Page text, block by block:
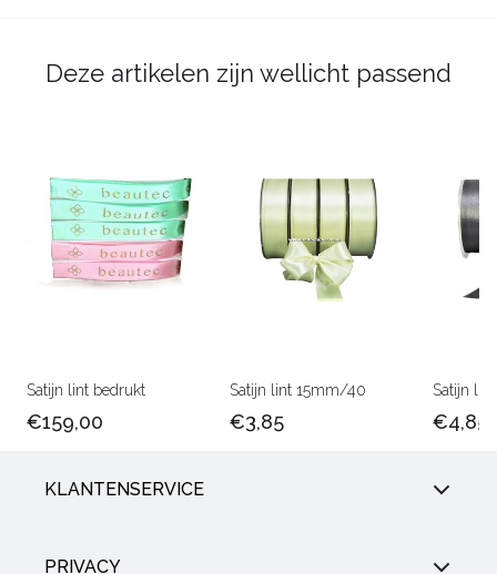
Deze artikelen zijn wellicht passend
Satijn lint bedrukt
€159,00
Satijn lint 15mm/40
€3,85
Satijn
€4,85
KLANTENSERVICE
PRIVACY